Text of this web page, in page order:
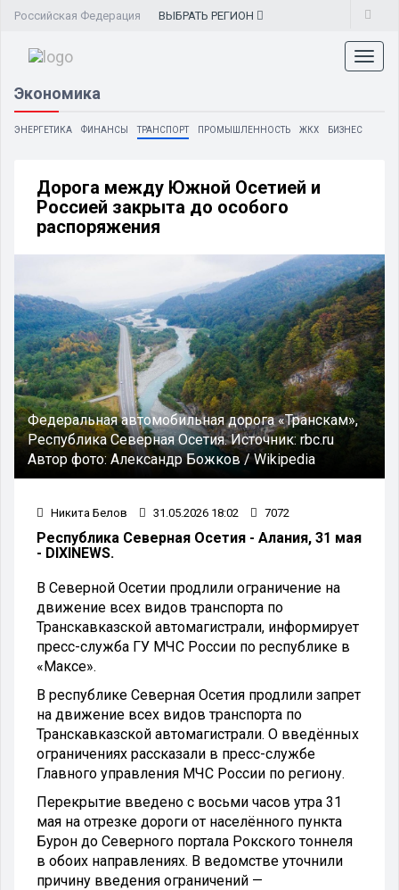
Российская Федерация ВЫБРАТЬ РЕГИОН
Экономика
ЭНЕРГЕТИКА ФИНАНСЫ ТРАНСПОРТ ПРОМЫШЛЕННОСТЬ ЖКХ БИЗНЕС
Дорога между Южной Осетией и
Россией закрыта до особого
распоряжения
Федеральная автомобильная дорога «Транскам»,
Республика Северная Осетия.Источник:rbc.ru
Автор фото: Александр Божков / Wikipedia
Никита Белов 31.05.2026 18:02 7072
Республика Северная Осетия - Алания, 31 мая
- DIXINEWS.
В Северной Осетии продлили ограничение на
движение всех видов транспорта по
Транскавказской автомагистрали, информирует
пресс-служба ГУ МЧС России по республике в
«Максе».
В республике Северная Осетия продлили запрет
на движение всех видов транспорта по
Транскавказской автомагистрали. О введённых
ограничениях рассказали в пресс-службе
Главного управления МЧС России по региону.
Перекрытие введено с восьми часов утра 31
мая на отрезке дороги от населённого пункта
Бурон до Северного портала Рокского тоннеля
в обоих направлениях. В ведомстве уточнили
причину введения ограничений —